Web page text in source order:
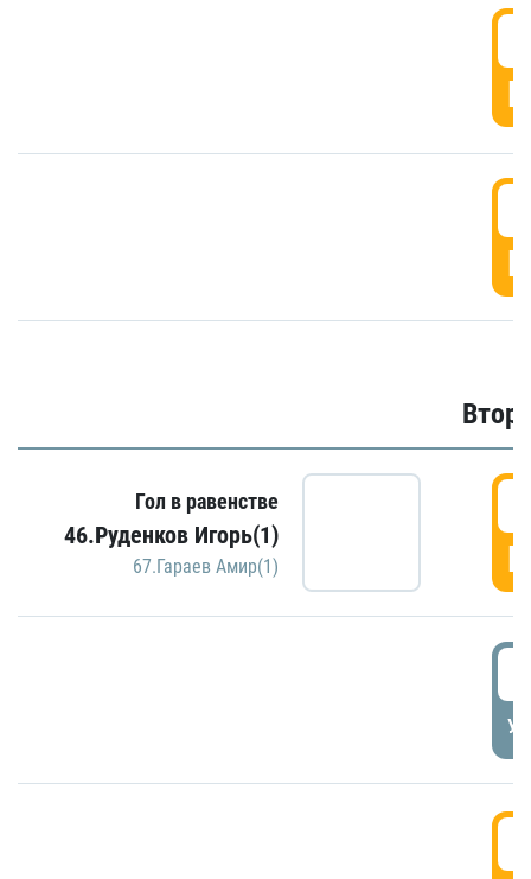
Гол в равенстве
46.Руденков Игорь(1)
67.Гараев Амир(1)